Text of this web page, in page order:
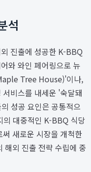
석
진출에 성공한 K-BBQ
와 와인 페어링으로 뉴
Tree House)'이나,
비스를 내세운 '숙달돼
성공 요인은 공통적으
대중적인 K-BBQ 식당
새로운 시장을 개척한
해외 진출 전략 수립에 중